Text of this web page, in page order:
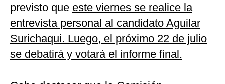
previsto que este viernes se realice la
entrevista personal al candidato Aguilar
Surichaqui. Luego, el próximo 22 de julio
se debatirá y votará el informe final.